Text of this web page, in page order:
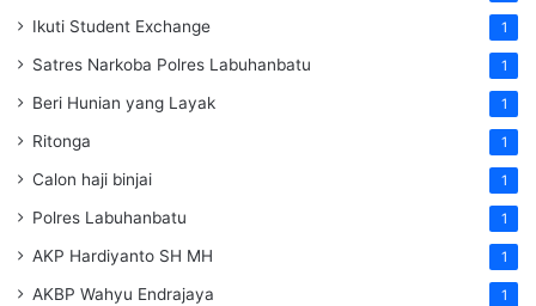
Ikuti Student Exchange 1
Satres Narkoba Polres Labuhanbatu 1
Beri Hunian yang Layak 1
Ritonga 1
Calon haji binjai 1
Polres Labuhanbatu 1
AKP Hardiyanto SH MH 1
AKBP Wahyu Endrajaya 1